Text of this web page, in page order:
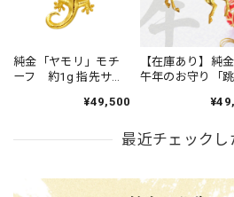
純金「ヤモリ」モチ
ーフ 約1g 指先サイ
【RNP00968】¥49,500
【在庫あり】純
午年のお守り「
【RNP01080】
ズ」。
最近チェックし